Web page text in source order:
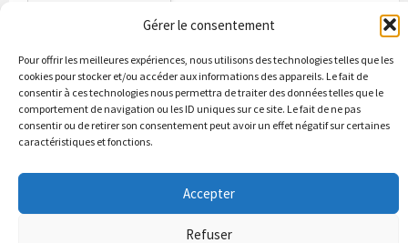
Gérer le consentement
Pour offrir les meilleures expériences, nous utilisons des technologies telles que les
cookies pour stocker et/ou accéder aux informations des appareils. Le fait de
consentir à ces technologies nous permettra de traiter des données telles que le
comportement de navigation ou les ID uniques sur ce site. Le fait de ne pas
consentir ou de retirer son consentement peut avoir un effet négatif sur certaines
caractéristiques et fonctions.
Accepter
Refuser
Les bonnes adresses
Contacts & renseignements
© 2026 Site officiel de la commune de Puycapel dans le Cantal
Conformité à la loi RGPD